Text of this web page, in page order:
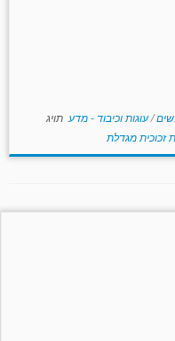
/עוגות וכיבוד - מדע תויג
זכוכית מגדלת